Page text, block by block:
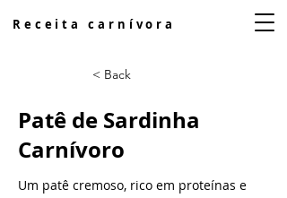
Receita carnívora
< Back
Patê de Sardinha
Carnívoro
Um patê cremoso, rico em proteínas e